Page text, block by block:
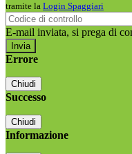
tramite la Login Spaggiari
E-mail inviata, si prega di
Errore
Chiudi
Successo
Chiudi
Informazione